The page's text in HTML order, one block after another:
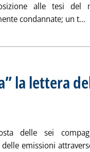
alle tesi del
condannate; un t...
la lettera
i firmatari
2015 alle 17.41.
delle sei
emissioni